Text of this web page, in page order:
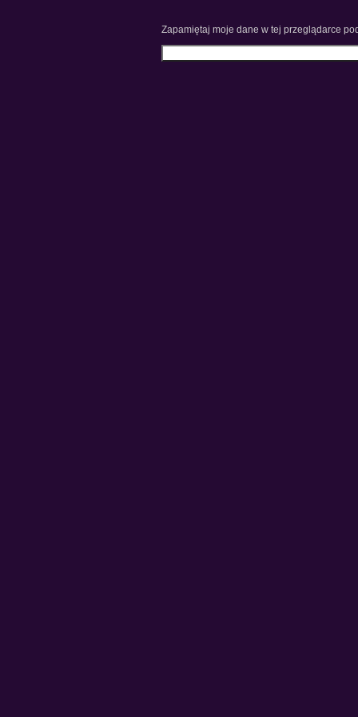
Zapamiętaj moje dane w tej przeglądarce